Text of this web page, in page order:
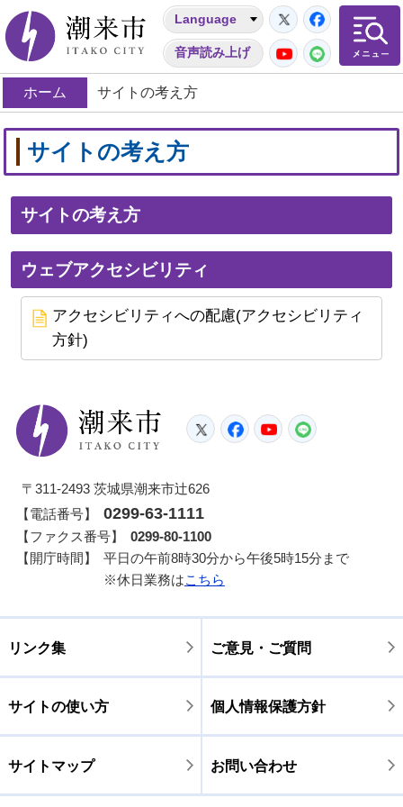
潮来市
Language
音声読み上げ
Twitter
YouTube
LINE
ホーム サイトの考え方
サイトの考え方
サイトの考え方
ウェブアクセシビリティ
アクセシビリティへの配慮(アクセシビリティ
方針)
潮来市
TwitterFacebook
YouTube
〒311-2493 茨城県潮来市辻626
【電話番号】
0299-63-1111
【ファクス番号】
0299-80-1100
【開庁時間】
平日の午前8時30分から午後5時15分まで
※休日業務はこちら
リンク集 ご意見・ご質問
サイトの使い方 個人情報保護方針
サイトマップ お問い合わせ